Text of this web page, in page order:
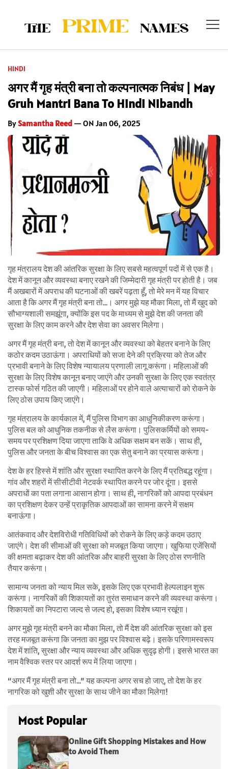
HINDI
अगर मैं गृह मंत्री बना तो कल्पनात्मक निबंध | May
Gruh Mantri Bana To Hindi Nibandh
BySamantha Reed — ON Jan 06, 2025
गृह मंत्रालय देश की आंतरिक सुरक्षा के लिए सबसे महत्वपूर्ण पदों में से एक है।
देश में कानून और व्यवस्था बनाए रखने की जिम्मेदारी गृह मंत्री पर होती है। जब
मैं अखबारों में अपराध की घटनाओं की खबरें पढ़ता हूँ, तो मेरे मन में यह विचार
आता है कि अगर मैं गृह मंत्री बना तो…। अगर मुझे यह मौका मिला, तो मैं खुद को
सौभाग्यशाली समझूंगा, क्योंकि इस पद के माध्यम से मुझे देश की जनता की
सुरक्षा के लिए काम करने और देश सेवा का अवसर मिलेगा।
अगर मैं गृह मंत्री बना, तो देश में कानून और व्यवस्था को बेहतर बनाने के लिए
कठोर कदम उठाऊंगा। अपराधियों को सजा देने की प्रक्रिया को तेज और
प्रभावी बनाने के लिए विशेष न्यायालय प्रणाली लागू करूंगा। महिलाओं की
सुरक्षा के लिए विशेष कानून बनाए जाएंगे और उनकी सुरक्षा के लिए एक स्वतंत्र
टास्क फोर्स गठित की जाएगी। महिलाओं पर होने वाले अत्याचारों को रोकने के
लिए ठोस उपाय किए जाएंगे।
गृह मंत्रालय के कार्यकाल में, मैं पुलिस विभाग का आधुनिकीकरण करूंगा।
पुलिस बल को आधुनिक तकनीक से लैस करूंगा। पुलिसकर्मियों को समय-
समय पर प्रशिक्षण दिया जाएगा ताकि वे अधिक सक्षम बन सकें। साथ ही,
पुलिस और जनता के बीच विश्वास का एक सेतु बनाने का प्रयास करूंगा।
देश के हर हिस्से में शांति और सुरक्षा स्थापित करने के लिए मैं प्रतिबद्ध रहूंगा।
गांव और शहरों में सीसीटीवी नेटवर्क स्थापित करने पर जोर दूंगा। इससे
अपराधों का पता लगाना आसान होगा। साथ ही, नागरिकों को आपदा प्रबंधन
का प्रशिक्षण देकर उन्हें प्राकृतिक आपदाओं का सामना करने में सक्षम
बनाऊंगा।
आतंकवाद और देशविरोधी गतिविधियों को रोकने के लिए कड़े कदम उठाए
जाएंगे। देश की सीमाओं की सुरक्षा को मजबूत किया जाएगा। खुफिया एजेंसियों
की क्षमता बढ़ाकर देश की आंतरिक और बाहरी सुरक्षा के लिए ठोस रणनीति
तैयार करूंगा।
सामान्य जनता को न्याय मिल सके, इसके लिए एक प्रभावी हेल्पलाइन शुरू
करूंगा। नागरिकों की शिकायतों का तुरंत समाधान करने की व्यवस्था करूंगा।
शिकायतों का निपटारा जल्द से जल्द हो, इसका विशेष ध्यान रखूंगा।
अगर मुझे गृह मंत्री बनने का मौका मिला, तो मैं देश की आंतरिक सुरक्षा को इस
तरह मजबूत करूंगा कि जनता का मुझ पर विश्वास बढ़े। इसके परिणामस्वरूप
देश में शांति, सुरक्षा और न्याय व्यवस्था और अधिक सुदृढ़ होगी। इससे भारत का
नाम वैश्विक स्तर पर आदर्श रूप में लिया जाएगा।
“अगर मैं गृह मंत्री बना तो…” यह कल्पना अगर सच हो जाए, तो देश के हर
नागरिक को खुशी और सुरक्षा के साथ जीने का मौका मिलेगा!
Most Popular
Online Gift Shopping Mistakes and How
to Avoid Them